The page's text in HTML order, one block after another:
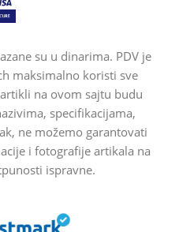
su u dinarima. PDV je
maksimalno koristi sve
na ovom sajtu budu
specifikacijama,
ne možemo garantovati
i fotografije artikala na
ispravne.